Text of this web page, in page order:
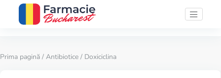
Prima pagină / Antibiotice / Doxiciclina